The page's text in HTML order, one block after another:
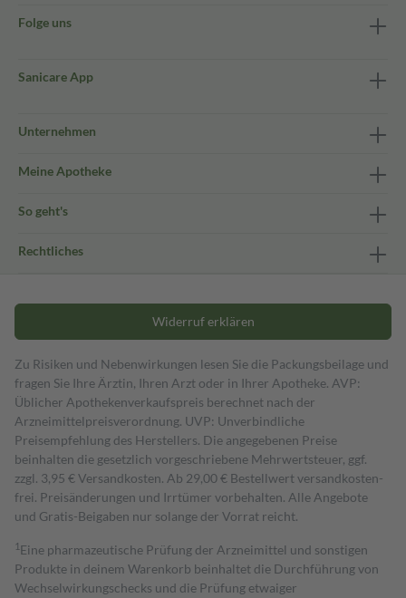
Folge uns
Sanicare App
Unternehmen
Meine Apotheke
So geht's
Rechtliches
Widerruf erklären
Zu Risiken und Nebenwirkungen lesen Sie die Packungsbeilage und
fragen Sie Ihre Ärztin, Ihren Arzt oder in Ihrer Apotheke. AVP:
Üblicher Apothekenverkaufspreis berechnet nach der
Arzneimittelpreisverordnung. UVP: Unverbindliche
Preisempfehlung des Herstellers. Die angegebenen Preise
beinhalten die gesetzlich vorgeschriebene Mehrwertsteuer, ggf.
zzgl. 3,95 € Versandkosten. Ab 29,00 € Bestell­wert versand­kosten­
frei. Preisänderungen und Irrtümer vorbehalten. Alle Angebote
und Gratis-Beigaben nur solange der Vorrat reicht.
1 Eine pharmazeutische Prüfung der Arzneimittel und sonstigen
Produkte in deinem Warenkorb beinhaltet die Durchführung von
Wechselwirkungschecks und die Prüfung etwaiger